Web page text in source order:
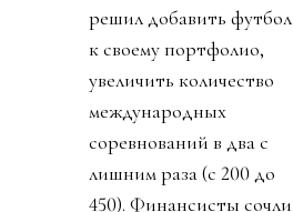
решил добавить футбол
к своему портфолио,
увеличить количество
международных
соревнований в два с
лишним раза (с 200 до
450). Финансисты сочли